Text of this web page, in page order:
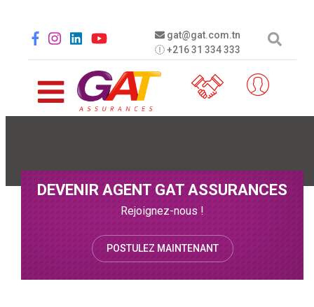
gat@gat.com.tn
+216 31 334 333
Social menu
DEVENIR AGENT GAT ASSURANCES
Rejoignez-nous !
POSTULEZ MAINTENANT